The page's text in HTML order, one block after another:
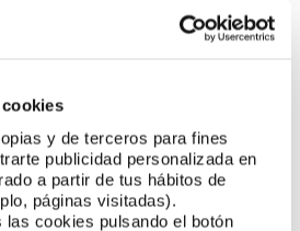
y de terceros para fines
publicidad personalizada en
a partir de tus hábitos de
páginas visitadas).
las cookies pulsando el botón
a una organización a
mantener y mejorar sistemas para
de los productos y servicios,
y expectativas de las partes
FDIS 10015 se aplica a todas las
de su tipo o tamaño y se
66/SC 1 Sistemas de gestión.